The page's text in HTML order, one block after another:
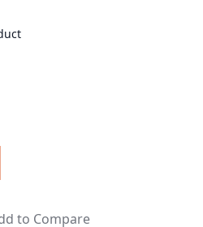
to Compare